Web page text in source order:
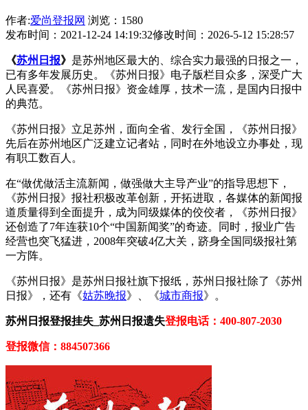
作者:爱尚登报网 浏览：1580
发布时间：2021-12-24 14:19:32修改时间：2026-5-12 15:28:57
《苏州日报》 是苏州地区最大的、综合实力最强的日报之一，
已有多年发展历史。《苏州日报》电子版栏目众多，深受广大
人民喜爱。《苏州日报》资金雄厚，技术一流，是国内日报中
的典范。
《苏州日报》立足苏州，面向全省、发行全国，《苏州日报》
先后在苏州地区广泛建立记者站，同时在外地设立办事处，现
有职工数百人。
在“做优做活主流新闻，做强做大主导产业”的指导思想下，
《苏州日报》报社积极改革创新，开拓进取，各媒体的新闻报
道质量得到全面提升，成为同级媒体的佼佼者，《苏州日报》
还创造了7年连获10个“中国新闻奖”的奇迹。同时，报业广告
经营也突飞猛进，2008年突破4亿大关，跻身全国同级报社第
一方阵。
《苏州日报》是苏州日报社旗下报纸，苏州日报社除了《苏州
日报》，还有《姑苏晚报》、《城市商报》。
苏州日报登报挂失_苏州日报遗失登报电话：400-807-2030
登报微信：884507366